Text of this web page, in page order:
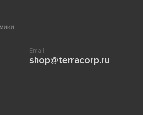
Email
shop@terracorp.ru